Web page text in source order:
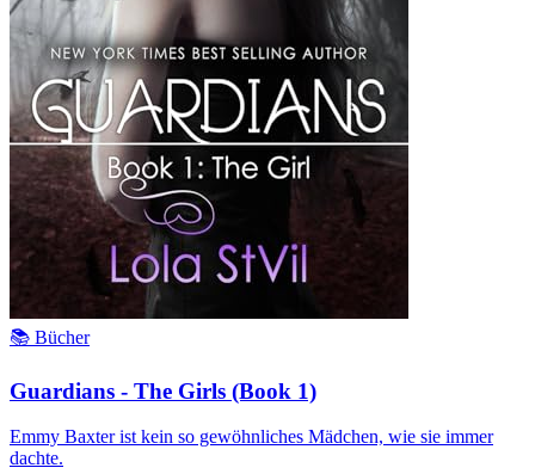
📚 Bücher
Guardians - The Girls (Book 1)
Emmy Baxter ist kein so gewöhnliches Mädchen, wie sie immer
dachte.